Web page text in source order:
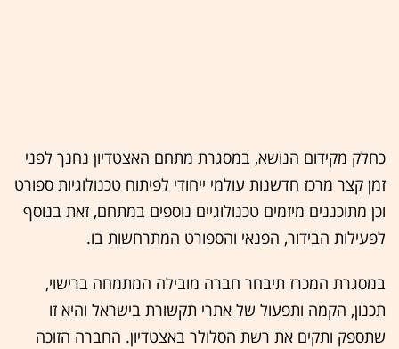
כחלק מקידום הנושא, במסגרת מתחם האצטדיון נחנך לפני
זמן קצר מרכז חדשנות עולמי ייחודי לפיתוח טכנולוגיות ספורט
וכן מתוכננים מיזמים טכנולוגיים נוספים במתחם, זאת בנוסף
לפעילות הבידור, הפנאי והספורט המתרחשות בו.
במסגרת המכרז תיבחר חברה מובילה המתמחה ברישוי,
תכנון, הקמה ותפעול של אתרי תקשורת בישראל והיא זו
שתספק ותקים את רשת הסלולר באצטדיון. החברה הזוכה